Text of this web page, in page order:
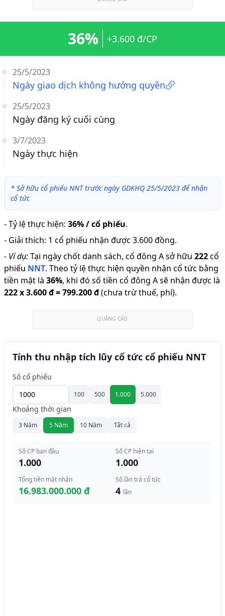
25/5/2023
Ngày giao dịch không hưởng quyền
25/5/2023
Ngày đăng ký cuối cùng
3/7/2023
Ngày thực hiện
36% +3.600 đ/CP
* Sở hữu cổ phiếu NNT trước ngày GDKHQ 25/5/2023 để nhận
cổ tức
-Tỷ lệ thực hiện: 36% / cổ phiếu.
- Giải thích: 1 cổ phiếu nhận được 3.600 đồng.
- Ví dụ:Tại ngày chốt danh sách, cổ đông A sở hữu 222cổ
phiếu NNT. Theo tỷ lệ thực hiện quyền nhận cổ tức bằng
tiền mặt là 36%, khi đó số tiền cổ đông A sẽ nhận được là
222x3.600 đ=799.200 đ(chưa trừ thuế, phí).
QUẢNG CÁO
Tính thu nhập tích lũy cổ tức cổ phiếu NNT
Số cổ phiếu
100 500 1.000 5.000
Khoảng thời gian
3 Năm 5 Năm 10 Năm Tất cả
Số CP ban đầu
1.000
Số CP hiện tại
1.000
Tổng tiền mặt nhận
16.983.000.000 đ
Số lần trả cổ tức
4 lần